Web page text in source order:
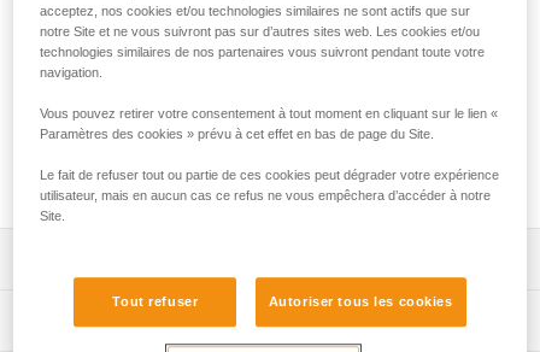
connecteurs, évitant leur usure par frottement sur le câble.
Les longes JOKO et AVENTEX s'intègrent directement sur le
mousqueton pour rendre l'ensemble imperdable. La
construction renforcée du mousqueton lui apporte une
meilleure résistance aux environnements humides et salins.
La durée de vie est optimisée, grâce aux roulements à
et disponibles en pièces de rechange.
Poulie conçue pour les parcours acrobatiques en hauteur
Spécifications techniques
acceptez, nos cookies et/ou technologies similaires ne sont actifs que sur
notre Site et ne vous suivront pas sur d’autres sites web. Les cookies et/ou
technologies similaires de nos partenaires vous suivront pendant toute votre
navigation.
Vous pouvez retirer votre consentement à tout moment en cliquant sur le lien «
Paramètres des cookies » prévu à cet effet en bas de page du Site.
Le fait de refuser tout ou partie de ces cookies peut dégrader votre expérience
utilisateur, mais en aucun cas ce refus ne vous empêchera d’accéder à notre
Site.
Tout refuser Autoriser tous les cookies